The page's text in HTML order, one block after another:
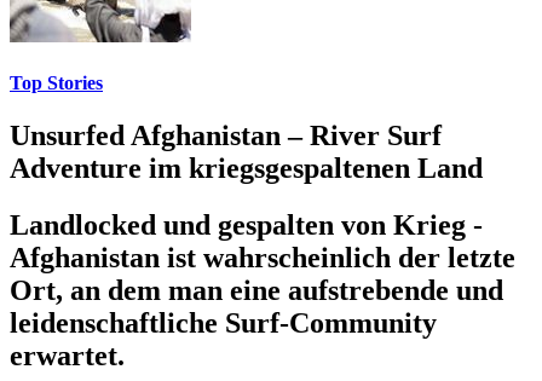
Top Stories
Unsurfed Afghanistan – River Surf
Adventure im kriegsgespaltenen Land
Landlocked und gespalten von Krieg -
Afghanistan ist wahrscheinlich der letzte
Ort, an dem man eine aufstrebende und
leidenschaftliche Surf-Community
erwartet.